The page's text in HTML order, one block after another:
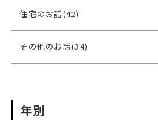
住宅のお話(42)
その他のお話(34)
年別